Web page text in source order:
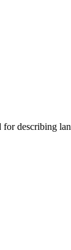
describing